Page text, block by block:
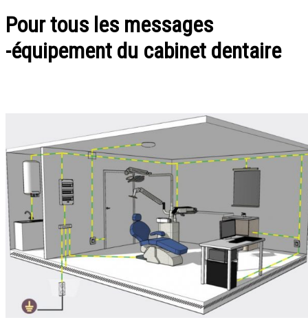
Pour tous les messages
-équipement du cabinet dentaire